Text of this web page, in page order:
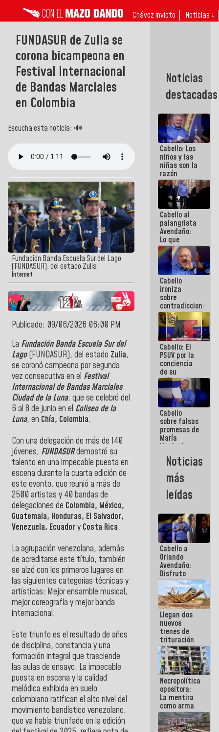
Chávez invicto Noticias ↓
FUNDASUR de Zulia se
corona bicampeona en
Festival Internacional
de Bandas Marciales
en Colombia
Escucha esta noticia: 🔊
Fundación Banda Escuela Sur del Lago
(FUNDASUR), del estado Zulia
Internet
Publicado: 09/06/2026 06:00 PM
La Fundación Banda Escuela Sur del
Lago(FUNDASUR), del estado Zulia,
se coronó campeona por segunda
vez consecutiva en el Festival
Internacional de Bandas Marciales
Ciudad de la Luna, que se celebró del
6 al 8 de junio en el Coliseo de la
Luna, en Chía, Colombia.
Con una delegación de más de 140
jóvenes, FUNDASURdemostró su
talento en una impecable puesta en
escena durante la cuarta edición de
este evento, que reunió a más de
2500 artistas y 40 bandas de
delegaciones de Colombia, México,
Guatemala, Honduras, El Salvador,
Venezuela, Ecuador y Costa Rica.
La agrupación venezolana, además
de acreditarse este título, también
se alzó con los primeros lugares en
las siguientes categorías técnicas y
artísticas: Mejor ensamble musical,
mejor coreografía y mejor banda
internacional.
Este triunfo es el resultado de años
de disciplina, constancia y una
formación integral que trasciende
las aulas de ensayo. La impecable
puesta en escena y la calidad
melódica exhibida en suelo
colombiano ratifican el alto nivel del
movimiento bandístico venezolano,
que ya había triunfado en la edición
Noticias
destacadas
Cabello: Los
niños y las
niñas son la
razón
fundamental
de todo lo
que
estamos
haciendo
Cabello al
palangrista
Avendaño:
Lo que
vayas a
escribir
hazlo hoy
por que no
sabemos si
la semana
que viene
hay
programa
Cabello
ironiza
sobre
contradicciones
y mentiras
de María
Machado:
¡Créanle!
Cabello: El
PSUV por la
conciencia
de su
militancia
es la
organización
política más
sólida de
Venezuela
Cabello
sobre falsas
promesas de
María
Machado:
¿Quién le
puede creer?
¿Y la gente
que ella iba
a salvar en
La Guaira?
Noticias
más
leídas
Cabello a
Orlando
Avendaño:
Disfruto
cada vez
que escribes
porque lo
que haces
es
embarrarla
Llegan dos
nuevos
trenes de
trituración
para
optimizar
manejo de
escombros
en La Guaira
Necropolítica
opositora:
La mentira
como arma
contra el
Pueblo